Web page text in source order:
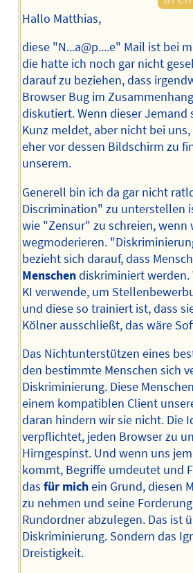
Hallo Matthias,
diese "N...a@p....e" Mail ist bei
die hatte ich noch gar nicht
darauf zu beziehen, dass
Browser Bug im
diskutiert. Wenn dieser Jemand
Kunz meldet, aber nicht bei
eher vor dessen Bildschirm zu
unserem.
Generell bin ich da gar nicht
Discrimination" zu unterstellen
wie "Zensur" zu schreien, wenn
wegmoderieren.
bezieht sich darauf, dass
Menschendiskriminiert werden.
KI verwende, um
und diese so trainiert ist, dass
Kölner ausschließt, das wäre
Das Nichtunterstützen eines
den bestimmte Menschen sich
Diskriminierung. Diese
einem kompatiblen Client
daran hindern wir sie nicht. Die
verpflichtet, jeden Browser zu
Hirngespinst. Und wenn uns
kommt, Begriffe umdeutet und
das für michein Grund, diesen
zu nehmen und seine
Rundordner abzulegen. Das ist
Diskriminierung. Sondern das
Dreistigkeit.